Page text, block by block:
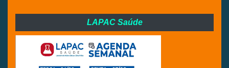
LAPAC Saúde